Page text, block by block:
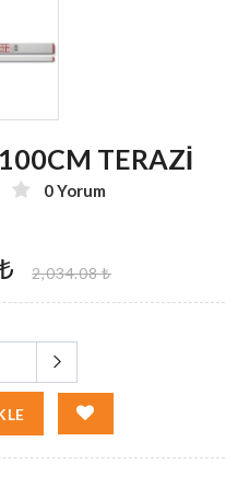
TERAZİ
0 Yorum
2,034.08 ₺